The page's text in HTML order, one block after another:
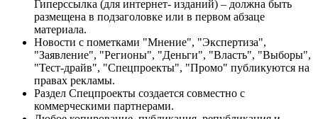
Гиперссылка (для интернет- изданий) – должна быть
размещена в подзаголовке или в первом абзаце
материала.
Новости с пометками "Мнение", "Экспертиза",
"Заявление", "Регионы", "Деньги", "Власть", "Выборы",
"Тест-драйв", "Спецпроекты", "Промо" публикуются на
правах рекламы.
Раздел Спецпроекты создается совместно с
коммерческими партнерами.